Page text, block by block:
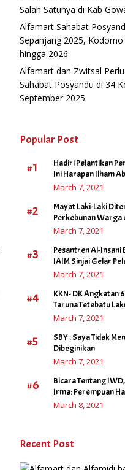
Salah Satunya di Kab
Alfamart Sahabat
Sepanjang 2025,
hingga 2026
Alfamart dan Zwitsal
Sahabat Posyandu di 34
September 2025
Popular Post
#1
Hadiri Pelantikan
Ini Harapan Ilham
March 7, 2021
#2
Mayat Laki-Laki
Perkebunan Warga
March 7, 2021
#3
Pesantren Al-Insani
IAIM Sinjai Gelar
March 7, 2021
#4
KKN- DK Angkatan
Taruna Tetebatu
March 7, 2021
#5
SBY : Saya Tidak
Dibeginikan
March 7, 2021
#6
Bicara Tentang
Irma: Perempuan
March 8, 2021
Recent Post